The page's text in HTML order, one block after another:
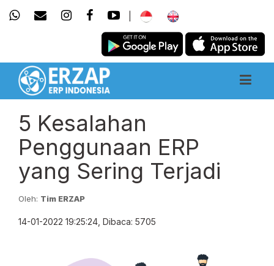
5 Kesalahan
Penggunaan ERP
yang Sering Terjadi
Oleh: Tim ERZAP
14-01-2022 19:25:24, Dibaca: 5705